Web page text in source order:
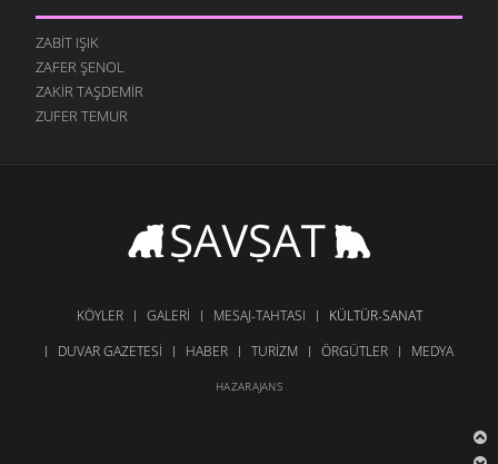
ZABIT IŞIK
ZAFER ŞENOL
ZAKIR TAŞDEMIR
ZUFER TEMUR
KÖYLER GALERI MESAJ-TAHTASI
KÜLTÜR-SANAT
DUVAR GAZETESI
HABER TURIZM ÖRGÜTLER MEDYA
HAZARAJANS